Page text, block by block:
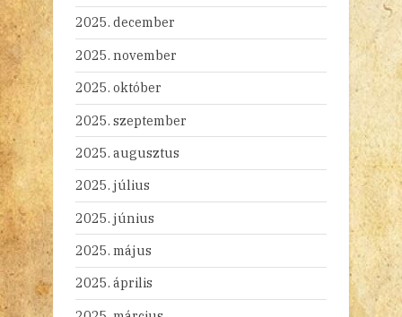
2025. december
2025. november
2025. október
2025. szeptember
2025. augusztus
2025. július
2025. június
2025. május
2025. április